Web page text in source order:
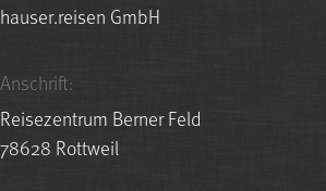
hauser.reisen GmbH
Anschrift:
Reisezentrum Berner Feld
78628 Rottweil